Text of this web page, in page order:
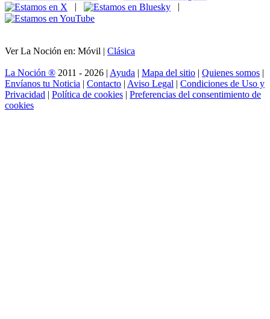
|
|
Ver La Noción en: Móvil | Clásica
La Noción ® 2011 - 2026 | Ayuda | Mapa del sitio | Quienes somos |
Envíanos tu Noticia | Contacto | Aviso Legal | Condiciones de Uso y
Privacidad | Política de cookies | Preferencias del consentimiento de
cookies